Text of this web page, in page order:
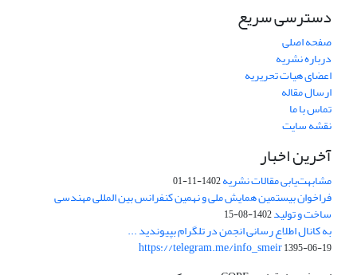
دسترسی سریع
صفحه اصلی
درباره نشریه
اعضای هیات تحریریه
ارسال مقاله
تماس با ما
نقشه سایت
آخرین اخبار
مشابهت‌یابی مقالات نشریه1402-11-01
فراخوان بیستمین همایش ملی و نهمین کنفرانس بین المللی مهندسی
ساخت و تولید1402-08-15
به کانال اطلاع رسانی انجمن در تلگرام بپیوندید ...
https://telegram.me/info_smeir1395-06-19